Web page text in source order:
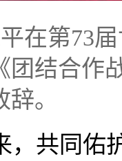
在第73
团结合作
。
，共同佑